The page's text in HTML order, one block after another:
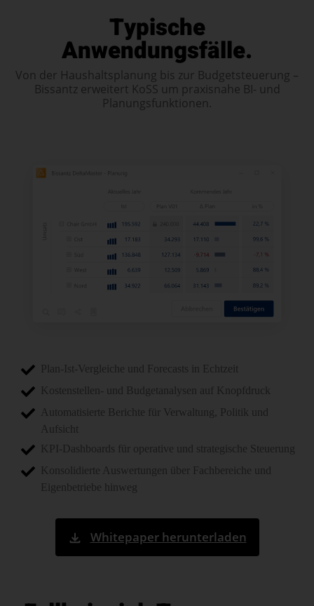
Typische
Anwendungsfälle.
Von der Haushaltsplanung bis zur Budgetsteuerung –
Bissantz erweitert KoSS um praxisnahe BI- und
Planungsfunktionen.
Plan-Ist-Vergleiche und Forecasts in Echtzeit
Kostenstellen- und Budgetanalysen auf Knopfdruck
Automatisierte Berichte für Verwaltung, Politik und
Aufsicht
KPI-Dashboards für operative und strategische Steuerung
Konsolidierte Auswertungen über Fachbereiche und
Eigenbetriebe hinweg
Whitepaper herunterladen